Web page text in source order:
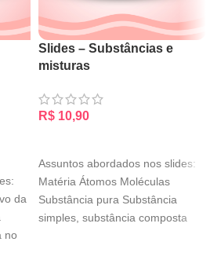
da
no
Slides – Substâncias e
misturas
R$ 10,90
Assuntos abordados nos slides:
Matéria Átomos Moléculas
Substância pura Substância
simples, substância composta